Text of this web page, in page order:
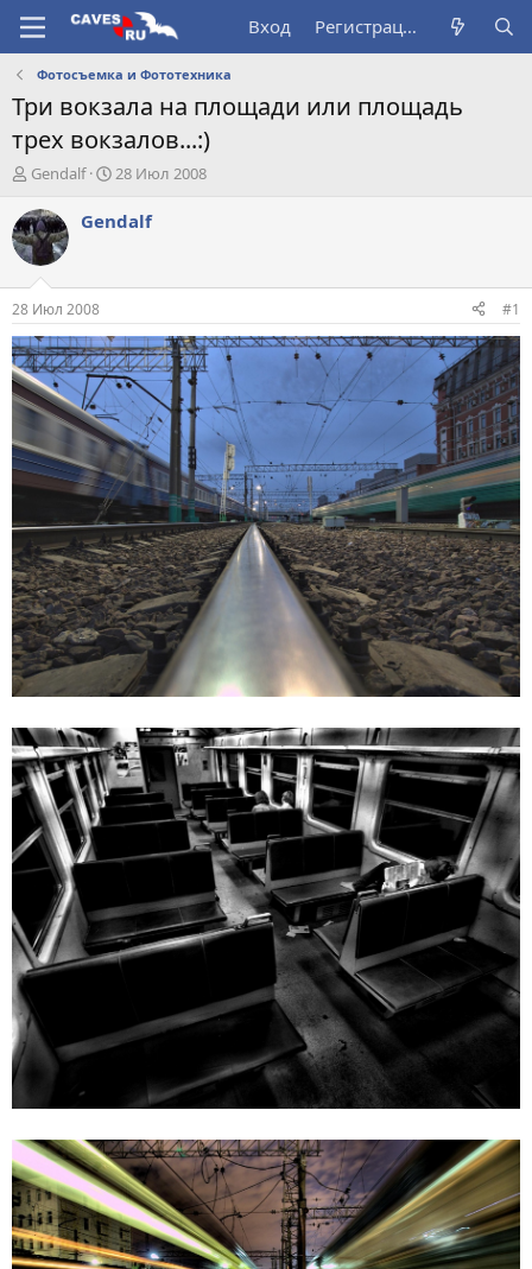
Вход Регистрация
Фотосъемка и Фототехника
Три вокзала на площади или площадь
трех вокзалов...:)
А
т
о
р
т
е
м
ы
Gendalf
Д
т
а
л
а
28 Июл 2008
Gendalf
28 Июл 2008 #1